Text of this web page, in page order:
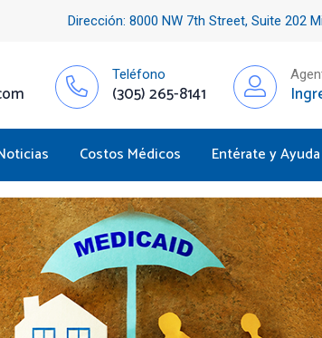
Dirección: 8000 NW 7th Street, Suite 202
Teléfono
(305) 265-8141
Costos Médicos Entérate y Ayuda